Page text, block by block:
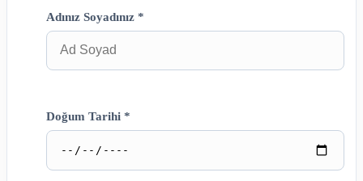
Adınız Soyadınız *
Doğum Tarihi *